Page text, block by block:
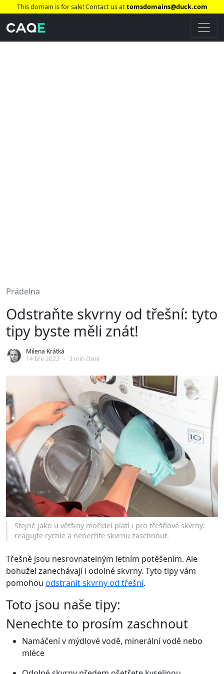
This domain is for sale! Contact us attomsdomains@duck.com
Prádelna
Odstraňte skvrny od třešní: tyto
tipy byste měli znát!
Milena Krátká
14 bře 2022 • 3 min čtení
Stejně jako u většiny mořidel platí i pro třešňové skvrny:
reagujte rychle a nenechte skvrnu zaschnout.
Třešně jsou nesrovnatelným letním potěšením. Ale
bohužel zanechávají i odolné skvrny. Tyto tipy vám
pomohou odstranit skvrny od třešní.
Toto jsou naše tipy:
Nenechte to prosím zaschnout
Namáčení v mýdlové vodě, minerální vodě nebo
mléce